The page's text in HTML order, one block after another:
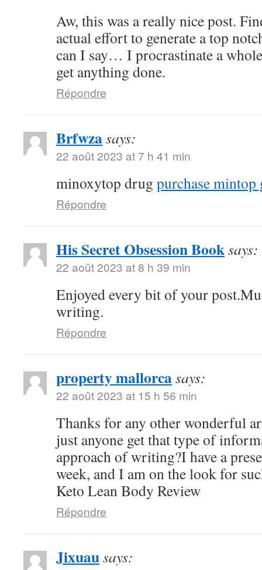
Aw, this was a really nice post.
actual effort to generate a top
can I say… I procrastinate a
get anything done.
Répondre
Brfwzasays:
22 août 2023 at 7 h 41 min
minoxytop drug purchase mintop
Répondre
His Secret Obsession Booksays:
22 août 2023 at 8 h 39 min
Enjoyed every bit of your
writing.
Répondre
property mallorcasays:
22 août 2023 at 15 h 56 min
Thanks for any other wonderful
just anyone get that type of
approach of writing?I have a
week, and I am on the look for
Keto Lean Body Review
Répondre
Jixuausays: